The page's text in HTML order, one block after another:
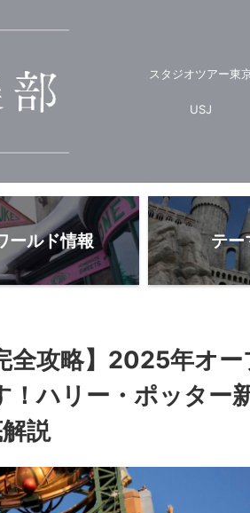
スタジオツアー東
USJ
ールド情報 テー
全攻略】2025年オー
！ハリー・ポッター
説